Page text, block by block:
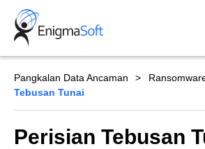
Skip
content
Pangkalan Data Ancaman
Tebusan Tunai
Perisian Tebusan